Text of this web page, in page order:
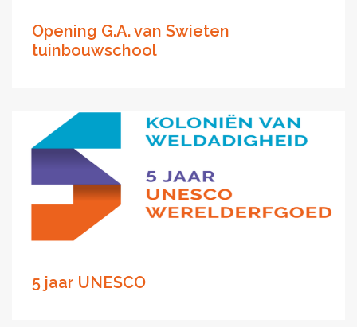
Opening G.A. van Swieten
tuinbouwschool
5 jaar UNESCO